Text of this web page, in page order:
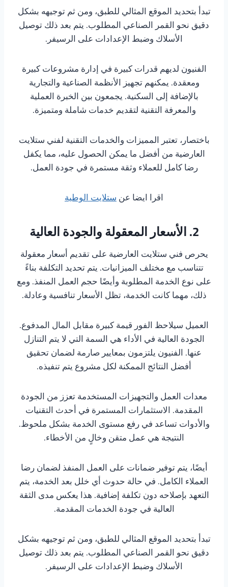
تبدأ بتحديد الموقع المثالي للطبق، ومن ثم توجيهه بشكل
دقيق نحو القمر الصناعي المطلوب. يتم بعد ذلك توصيل
الأسلاك وضبط الإعدادات على الرسيفر.
الفنيون لديهم قدرات كبيرة في إدارة مشروعات كبيرة
ومعقدة. يمكنهم تجهيز الأنظمة الصناعية والتجارية
بالإضافة إلى السكنية. يجمعون بين الخبرة العملية
والمعرفة التقنية لتقديم خدمات شاملة ومتميزة.
باختصار، تعتبر المميزات والخدمات التقنية لفني ستلايت
العارضية من أفضل ما يمكن الحصول عليه، مما يكفل
رضا كامل للعملاء وثقة مستمرة في جودة العمل.
اقرا ايضا عنستلايت الوطية
2. الأسعار المعقولة والجودة العالية
يحرص فني ستلايت العارضية على تقديم أسعار معقولة
تتناسب مع مختلف الميزانيات. يتم تحديد التكلفة بناءً
على نوع الخدمة المطلوبة وأيضًا حجم العمل المنفذ. ومع
ذلك، مهما كانت الخدمة، تظل الأسعار تنافسية وعادلة.
العميل سيلاحظ الفور قيمة كبيرة مقابل المال المدفوع.
الجودة العالية في الأداء هي السمة التي لا يتم التنازل
عنها. الفنيون يلتزمون بمعايير صارمة لضمان تحقيق
أفضل النتائج الممكنة لكل مشروع يتم تنفيذه.
معدات العمل والتجهيزات المستخدمة تعزز من الجودة
المقدمة. الاستثمارات المستمرة في أحدث التقنيات
والأدوات تساعد في رفع مستوى الخدمة بشكل ملحوظ.
النتيجة هي عمل متقن وخالٍ من الأخطاء.
أيضًا، يتم توفير ضمانات على العمل المنفذ لضمان رضا
العملاء الكامل. في حالة حدوث أي خلل بعد الخدمة، يتم
التعهد بإصلاحه دون تكلفة إضافية. هذا يعكس مدى الثقة
العالية في جودة الخدمات المقدمة.
تبدأ بتحديد الموقع المثالي للطبق، ومن ثم توجيهه بشكل
دقيق نحو القمر الصناعي المطلوب. يتم بعد ذلك توصيل
الأسلاك وضبط الإعدادات على الرسيفر.